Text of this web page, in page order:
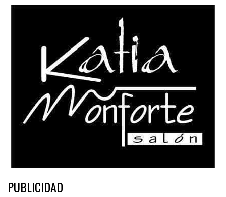
PUBLICIDAD